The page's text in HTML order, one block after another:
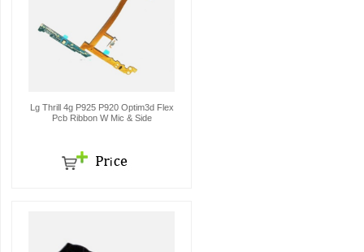
Lg Thrill 4g P925 P920 Optim3d Flex
Pcb Ribbon W Mic & Side